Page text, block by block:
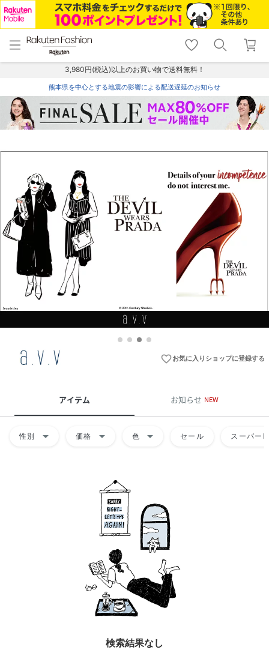
menu home
トップ
shopping_cart lock_outline
ログイン
3,980円(税込)以上のお買い物で送料無料！
熊本県を中心とする地震の影響による配送遅延のお知らせ
favorite_borderお気に入りショップに登録する
アイテム お知らせ NEW
性別 arrow_drop_down 価格 arrow_drop_down 色 arrow_drop_down セール スーパー
検索結果なし